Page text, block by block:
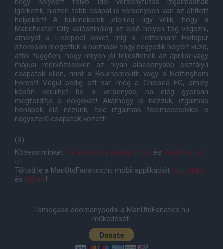
ígérkezik, hiszen több csapat is versenyben van az áhított
helyekért! A bukmékerek jelenleg úgy vélik, hogy a
Manchester City valószínűleg az első helyen fog végezni,
amelyet a Liverpool követ, míg a Tottenham Hotspur
szorosan mögöttük a harmadik vagy negyedik helyért küzd,
attól függően, hogy milyen jól teljesítenek az áprilisi vagy
májusi mérkőzéseken az olyan alacsonyabb osztályú
csapatok ellen, mint a Bournemouth vagy a Nottingham
Forest! Végül pedig ott van még a Chelsea FC, amely
későn kerülhet be a versenybe, ha elég gyorsan
megfordítja a dolgokat! Akárhogy is nézzük, izgalmas
hónapok elé nézünk, tele izgalmas focimeccsekkel e
nagyszerű csapatok között!
(X)
Kövess minket Facebookon, Instagramon és YouTube-on
is!
Töltsd le a ManUtdFanatics.hu mobil applikációt Androidra
és iOS-re!
Támogasd adományoddal a ManUtdFanatics.hu
működését!